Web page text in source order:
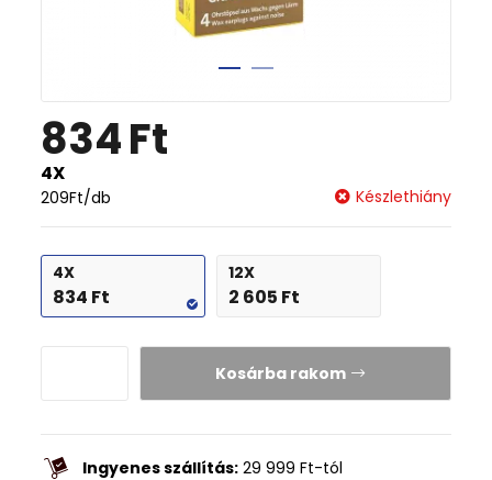
834Ft
4X
209Ft/db Készlethiány
4X
834 Ft
12X
2 605 Ft
Kosárba rakom
Ingyenes szállítás: 29 999 Ft-tól